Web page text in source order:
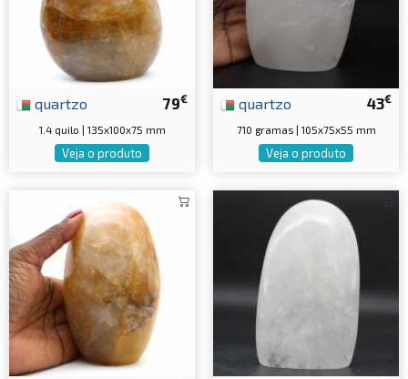
79€
quartzo
1.4 quilo | 135x100x75 mm
Veja o produto
43€
quartzo
710 gramas | 105x75x55 mm
Veja o produto